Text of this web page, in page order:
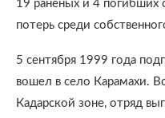
19 раненых и 4 погибших
потерь среди
5 сентября 1999 года
вошел в село Карамахи.
Кадарской зоне, отряд